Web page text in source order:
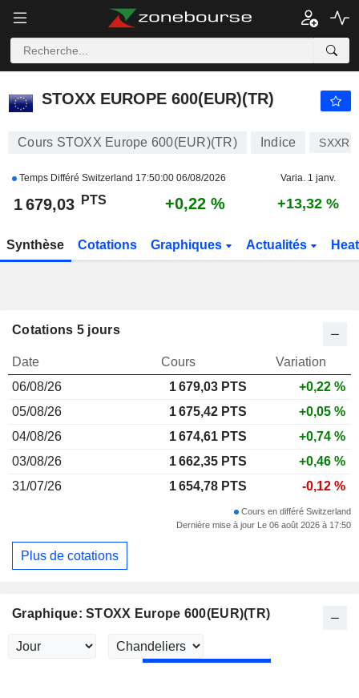
STOXX EUROPE 600(EUR)(TR)
Cours STOXX Europe 600(EUR)(TR) Indice SXXR
Temps Différé Switzerland 17:50:00 06/08/2026 Varia. 1 janv.
1 679,03 PTS +0,22 % +13,32 %
Synthèse Cotations Graphiques Actualités
Graphique: STOXX Europe 600(EUR)(TR)
Cotations 5 jours
Date Cours
Variation
06/08/26
1 679,03 PTS
+0,22 %
05/08/26
1 675,42 PTS
+0,05 %
04/08/26
1 674,61 PTS
+0,74 %
03/08/26
1 662,35 PTS
+0,46 %
31/07/26
1 654,78 PTS -0,12 %
Cours en différé Switzerland
Dernière mise à jour Le 06 août 2026 à 17:50
Plus de cotations